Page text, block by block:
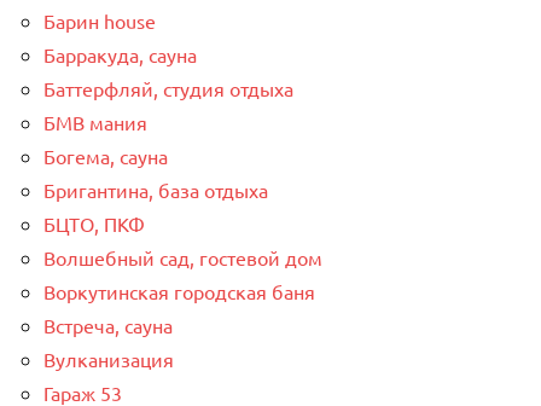
Барин house
Барракуда, сауна
Баттерфляй, студия отдыха
БМВ мания
Богема, сауна
Бригантина, база отдыха
БЦТО, ПКФ
Волшебный сад, гостевой дом
Воркутинская городская баня
Встреча, сауна
Вулканизация
Гараж 53